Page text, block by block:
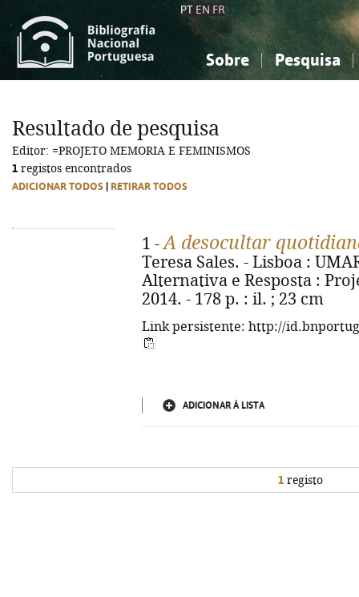
PT EN FR
Sobre Pesquisa
Ciências sociais...
Ciências sociais...
Resultado de pesquisa
Editor: =PROJETO MEMORIA E FEMINISMOS
1 registos encontrados
ADICIONAR TODOS RETIRAR TODOS
1 -A desocultar
Teresa Sales. - Lisboa :
Alternativa e Resposta :
2014. - 178 p. : il. ; 23 cm
Link persistente: http://
ADICIONAR À LISTA
1 registo